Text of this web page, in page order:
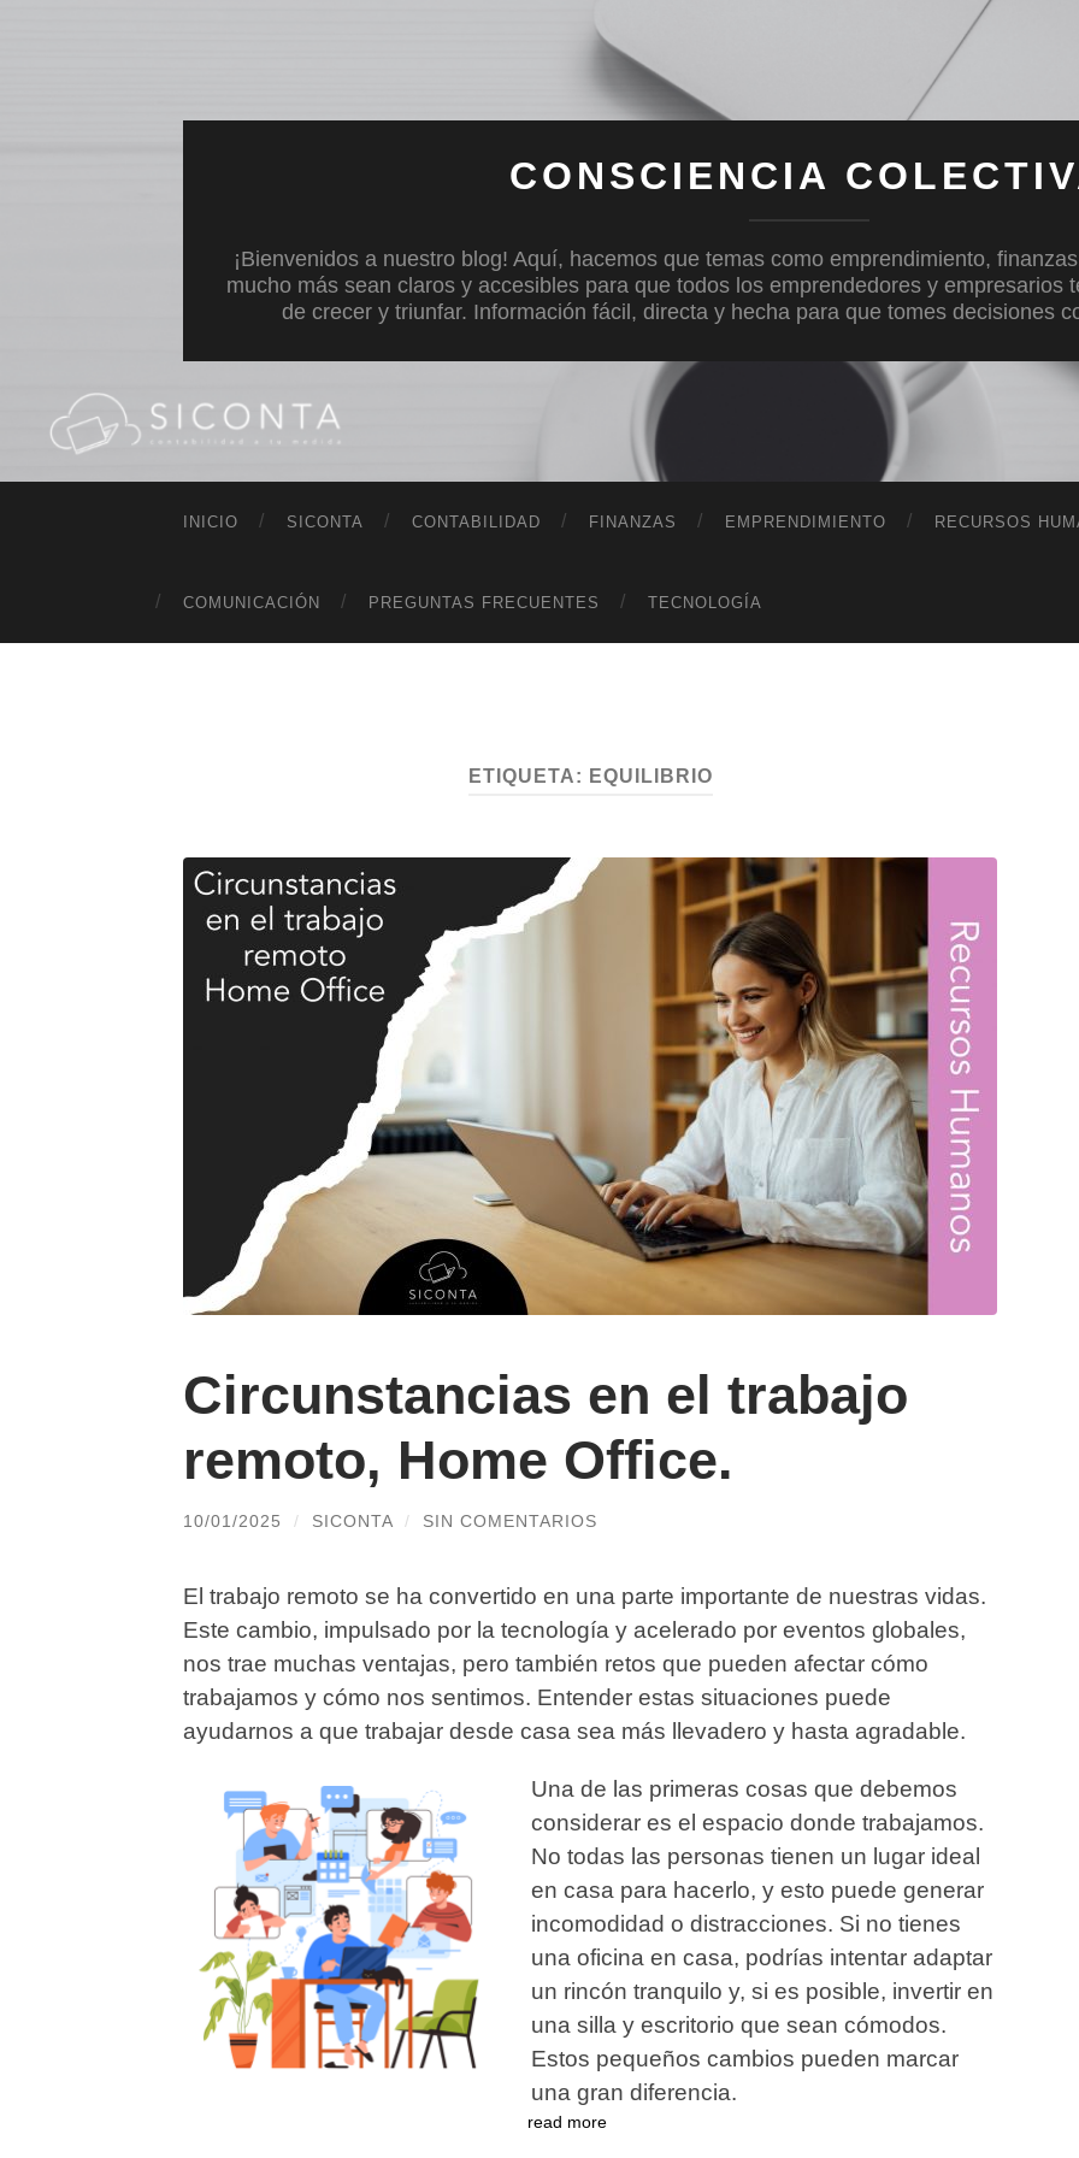
CONSCIENCIA
¡Bienvenidos a nuestro blog! Aquí, hacemos que temas como emprendimiento,
mucho más sean claros y accesibles para que todos los emprendedores y empresarios
de crecer y triunfar. Información fácil, directa y hecha para que tomes decisiones
INICIO SICONTA CONTABILIDAD FINANZAS EMPRENDIMIENTO RECURSOS
COMUNICACIÓN PREGUNTAS FRECUENTES TECNOLOGÍA
ETIQUETA: EQUILIBRIO
Circunstancias en el trabajo
remoto, Home Office.
10/01/2025 / SICONTA / SIN COMENTARIOS
El trabajo remoto se ha convertido en una parte importante de nuestras vidas.
Este cambio, impulsado por la tecnología y acelerado por eventos globales,
nos trae muchas ventajas, pero también retos que pueden afectar cómo
trabajamos y cómo nos sentimos. Entender estas situaciones puede
ayudarnos a que trabajar desde casa sea más llevadero y hasta agradable.
Una de las primeras cosas que debemos
considerar es el espacio donde trabajamos.
No todas las personas tienen un lugar ideal
en casa para hacerlo, y esto puede generar
incomodidad o distracciones. Si no tienes
una oficina en casa, podrías intentar adaptar
un rincón tranquilo y, si es posible, invertir en
una silla y escritorio que sean cómodos.
Estos pequeños cambios pueden marcar
una gran diferencia.
read more